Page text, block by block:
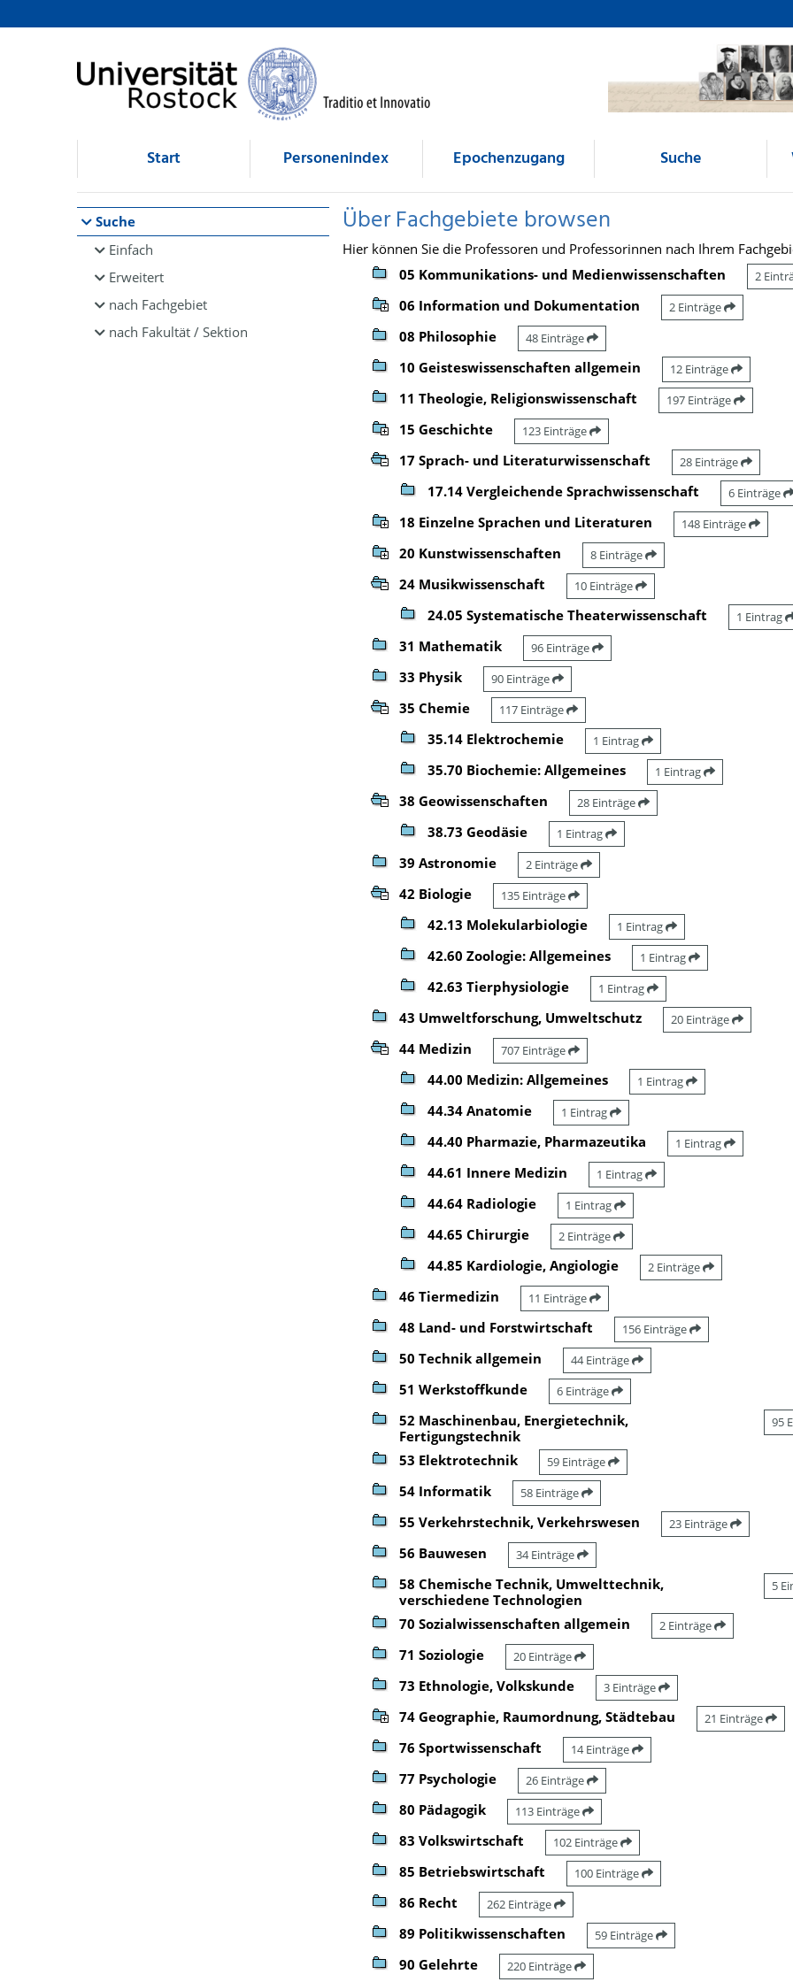
Browsen
direkt zum Inhalt
Start Personenindex Epochenzugang Suche
Suche
Einfach
Erweitert
nach Fachgebiet
nach Fakultät / Sektion
Über Fachgebiete browsen
Hier können Sie die Professoren und Professorinnen nach Ihrem
05 Kommunikations- und Medienwissenschaften
2
06 Information und Dokumentation 2 Einträge
08 Philosophie 48 Einträge
10 Geisteswissenschaften allgemein 12 Einträge
11 Theologie, Religionswissenschaft 197 Einträge
15 Geschichte 123 Einträge
17 Sprach- und Literaturwissenschaft 28 Einträge
17.14 Vergleichende Sprachwissenschaft 6 Einträge
18 Einzelne Sprachen und Literaturen 148 Einträge
20 Kunstwissenschaften 8 Einträge
24 Musikwissenschaft 10 Einträge
24.05 Systematische Theaterwissenschaft 1 Eintrag
31 Mathematik 96 Einträge
33 Physik 90 Einträge
35 Chemie 117 Einträge
35.14 Elektrochemie 1 Eintrag
35.70 Biochemie: Allgemeines 1 Eintrag
38 Geowissenschaften 28 Einträge
38.73 Geodäsie 1 Eintrag
39 Astronomie 2 Einträge
42 Biologie 135 Einträge
42.13 Molekularbiologie 1 Eintrag
42.60 Zoologie: Allgemeines 1 Eintrag
42.63 Tierphysiologie 1 Eintrag
43 Umweltforschung, Umweltschutz 20 Einträge
44 Medizin 707 Einträge
44.00 Medizin: Allgemeines 1 Eintrag
44.34 Anatomie 1 Eintrag
44.40 Pharmazie, Pharmazeutika 1 Eintrag
44.61 Innere Medizin 1 Eintrag
44.64 Radiologie 1 Eintrag
44.65 Chirurgie 2 Einträge
44.85 Kardiologie, Angiologie 2 Einträge
46 Tiermedizin 11 Einträge
48 Land- und Forstwirtschaft 156 Einträge
50 Technik allgemein 44 Einträge
51 Werkstoffkunde 6 Einträge
52 Maschinenbau, Energietechnik,
Fertigungstechnik
95
53 Elektrotechnik 59 Einträge
54 Informatik 58 Einträge
55 Verkehrstechnik, Verkehrswesen 23 Einträge
56 Bauwesen 34 Einträge
58 Chemische Technik, Umwelttechnik,
verschiedene Technologien
5
70 Sozialwissenschaften allgemein 2 Einträge
71 Soziologie 20 Einträge
73 Ethnologie, Volkskunde 3 Einträge
74 Geographie, Raumordnung, Städtebau 21 Einträge
76 Sportwissenschaft 14 Einträge
77 Psychologie 26 Einträge
80 Pädagogik 113 Einträge
83 Volkswirtschaft 102 Einträge
85 Betriebswirtschaft 100 Einträge
86 Recht 262 Einträge
89 Politikwissenschaften 59 Einträge
90 Gelehrte 220 Einträge